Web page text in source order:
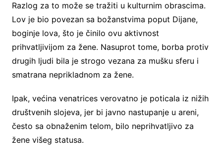
Razlog za to može se tražiti u kulturnim obrascima.
Lov je bio povezan sa božanstvima poput Dijane,
boginje lova, što je činilo ovu aktivnost
prihvatljivijom za žene. Nasuprot tome, borba protiv
drugih ljudi bila je strogo vezana za mušku sferu i
smatrana neprikladnom za žene.
Ipak, većina venatrices verovatno je poticala iz nižih
društvenih slojeva, jer bi javno nastupanje u areni,
često sa obnaženim telom, bilo neprihvatljivo za
žene višeg statusa.